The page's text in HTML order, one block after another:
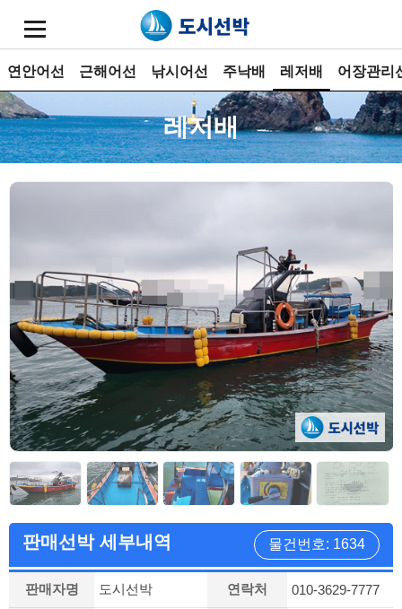
연안어선 근해어선 낚시어선 주낙배 레저배 어장관리
레저배
판매선박 세부내역 물건번호: 1634
판매자명 도시선박 연락처 010-3629-7777